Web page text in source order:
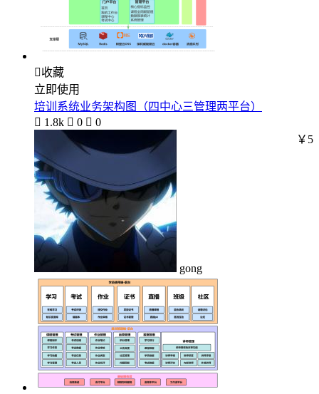
收藏
立即使用
培训系统业务架构图（四中心三管理两平台）
 1.8k  0  0
gong
￥5